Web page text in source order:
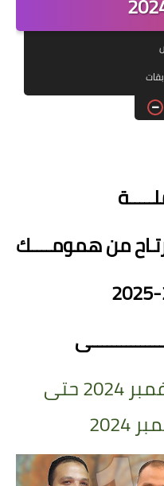
شهر رمضان
الطعام
Diet
النظام
من همومــــك
من يوم السبت 2 نوفمبر 2024 حتى